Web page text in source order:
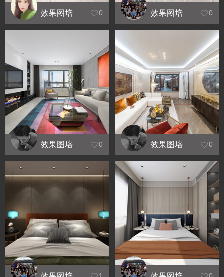
效果图培
训_服装
店-习作
0
效果图培
训_习作
0
效果图培
训_华立天
地豪园
0
效果图培
训_中天阳
光美地
0